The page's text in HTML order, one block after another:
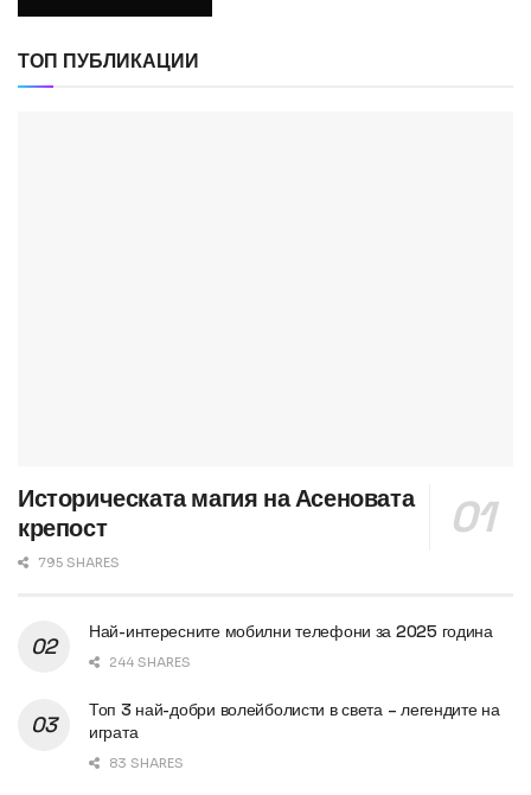
ТОП ПУБЛИКАЦИИ
Историческата магия на Асеновата
крепост
795 SHARES
Най-интересните мобилни телефони за 2025 година
244 SHARES
Топ 3 най-добри волейболисти в света – легендите на
играта
83 SHARES